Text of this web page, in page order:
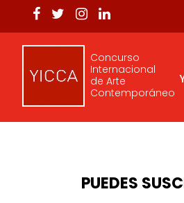
Concurso
Internacional
de Arte
Contemporáneo
PUEDES